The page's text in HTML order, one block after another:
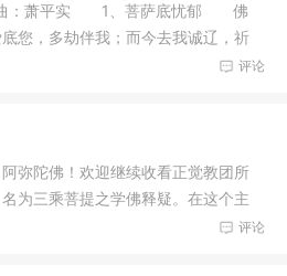
曲：萧平实 1、菩萨底忧郁 佛
您，多劫伴我；而今去我诚辽，祈
评论
弥陀佛！欢迎继续收看正觉教团所
为三乘菩提之学佛释疑。在这个主
评论